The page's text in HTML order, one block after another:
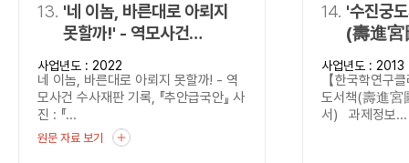
13. '네 이놈, 바른대로 아뢰지
못할까!' - 역모사건
수사재판 기록,
『추안급국안』
사업년도 : 2022
네 이놈, 바른대로 아뢰지 못할까! - 역
모사건 수사재판 기록, 『추안급국안』 사
진 : 『...
원문 자료 보기
14. '수진궁
(壽進宮
(탈초·정
사업년도 : 2013
【한국학연
도서책(壽進宮
서) 과제정보...